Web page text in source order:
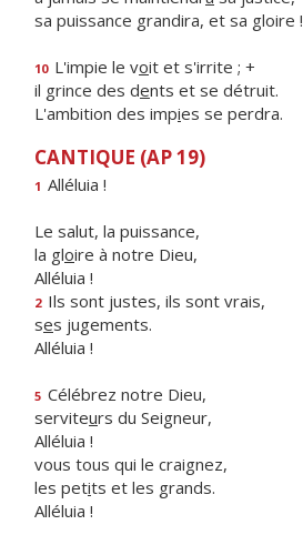
sa puissance grandira, et sa gloire !
10 L'impie le voit et s'irrite ; +
il grince des dents et se détruit.
L'ambition des impies se perdra.
CANTIQUE (AP 19)
1 Alléluia !
Le salut, la puissance,
la gloire à notre Dieu,
Alléluia !
2 Ils sont justes, ils sont vrais,
ses jugements.
Alléluia !
5 Célébrez notre Dieu,
serviteurs du Seigneur,
Alléluia !
vous tous qui le craignez,
les petits et les grands.
Alléluia !